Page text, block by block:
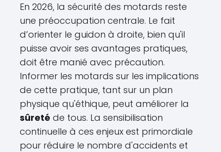
En 2026, la sécurité des motards reste
une préoccupation centrale. Le fait
d’orienter le guidon à droite, bien qu'il
puisse avoir ses avantages pratiques,
doit être manié avec précaution.
Informer les motards sur les implications
de cette pratique, tant sur un plan
physique qu'éthique, peut améliorer la
sûreté de tous. La sensibilisation
continuelle à ces enjeux est primordiale
pour réduire le nombre d'accidents et